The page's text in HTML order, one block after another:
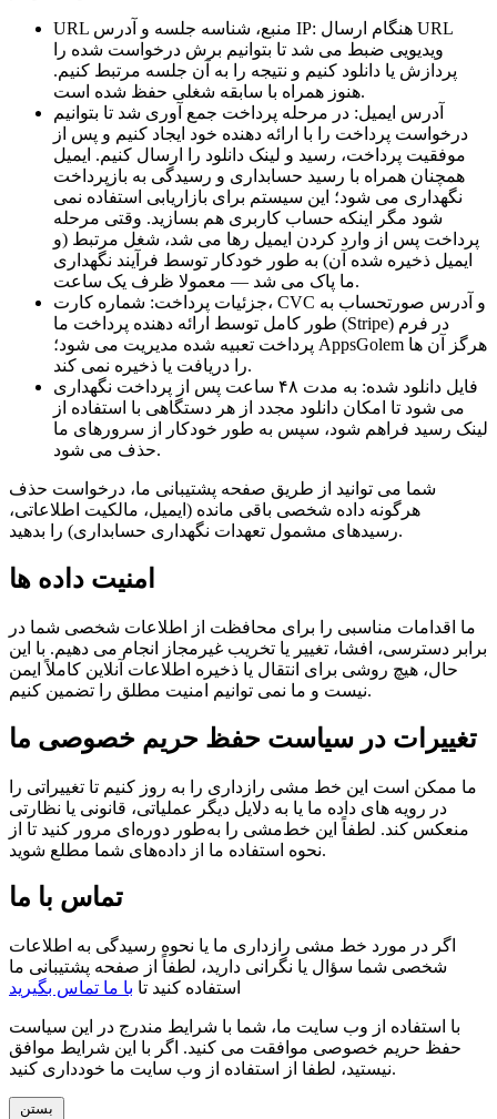
URL منبع، شناسه جلسه و آدرس IP: هنگام ارسال URL
ویدیویی ضبط می شد تا بتوانیم برش درخواست شده را
پردازش یا دانلود کنیم و نتیجه را به آن جلسه مرتبط کنیم.
هنوز همراه با سابقه شغلی حفظ شده است.
آدرس ایمیل: در مرحله پرداخت جمع آوری شد تا بتوانیم
درخواست پرداخت را با ارائه دهنده خود ایجاد کنیم و پس از
موفقیت پرداخت، رسید و لینک دانلود را ارسال کنیم. ایمیل
همچنان همراه با رسید حسابداری و رسیدگی به بازپرداخت
نگهداری می شود؛ این سیستم برای بازاریابی استفاده نمی
شود مگر اینکه حساب کاربری هم بسازید. وقتی مرحله
پرداخت پس از وارد کردن ایمیل رها می شد، شغل مرتبط (و
ایمیل ذخیره شده آن) به طور خودکار توسط فرآیند نگهداری
ما پاک می شد — معمولا ظرف یک ساعت.
جزئیات پرداخت: شماره کارت، CVC و آدرس صورتحساب به
طور کامل توسط ارائه دهنده پرداخت ما (Stripe) در فرم
پرداخت تعبیه شده مدیریت می شود؛ AppsGolem هرگز آن ها
را دریافت یا ذخیره نمی کند.
فایل دانلود شده: به مدت ۴۸ ساعت پس از پرداخت نگهداری
می شود تا امکان دانلود مجدد از هر دستگاهی با استفاده از
لینک رسید فراهم شود، سپس به طور خودکار از سرورهای ما
حذف می شود.
شما می توانید از طریق صفحه پشتیبانی ما، درخواست حذف
هرگونه داده شخصی باقی مانده (ایمیل، مالکیت اطلاعاتی،
رسیدهای مشمول تعهدات نگهداری حسابداری) را بدهید.
امنیت داده ها
ما اقدامات مناسبی را برای محافظت از اطلاعات شخصی شما در
برابر دسترسی، افشا، تغییر یا تخریب غیرمجاز انجام می دهیم. با این
حال، هیچ روشی برای انتقال یا ذخیره اطلاعات آنلاین کاملاً ایمن
نیست و ما نمی توانیم امنیت مطلق را تضمین کنیم.
تغییرات در سیاست حفظ حریم خصوصی ما
ما ممکن است این خط مشی رازداری را به روز کنیم تا تغییراتی را
در رویه های داده ما یا به دلایل دیگر عملیاتی، قانونی یا نظارتی
منعکس کند. لطفاً این خط‌مشی را به‌طور دوره‌ای مرور کنید تا از
نحوه استفاده ما از داده‌های شما مطلع شوید.
تماس با ما
اگر در مورد خط مشی رازداری ما یا نحوه رسیدگی به اطلاعات
شخصی شما سؤال یا نگرانی دارید، لطفاً از صفحه پشتیبانی ما
استفاده کنید تا با ما تماس بگیرید
با استفاده از وب سایت ما، شما با شرایط مندرج در این سیاست
حفظ حریم خصوصی موافقت می کنید. اگر با این شرایط موافق
نیستید، لطفا از استفاده از وب سایت ما خودداری کنید.
بستن